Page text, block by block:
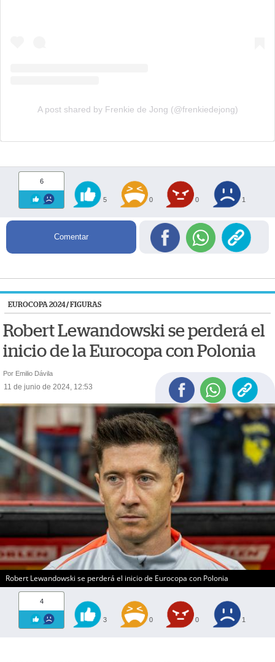
A post shared by Frenkie de Jong (@frenkiedejong)
6
5 0 0 1
Comentar
EUROCOPA 2024/FIGURAS
Robert Lewandowski se perderá el
inicio de la Eurocopa con Polonia
Por Emilio Dávila
11 de junio de 2024, 12:53
Robert Lewandowski se perderá el inicio de Eurocopa con Polonia
4
3 0 0 1